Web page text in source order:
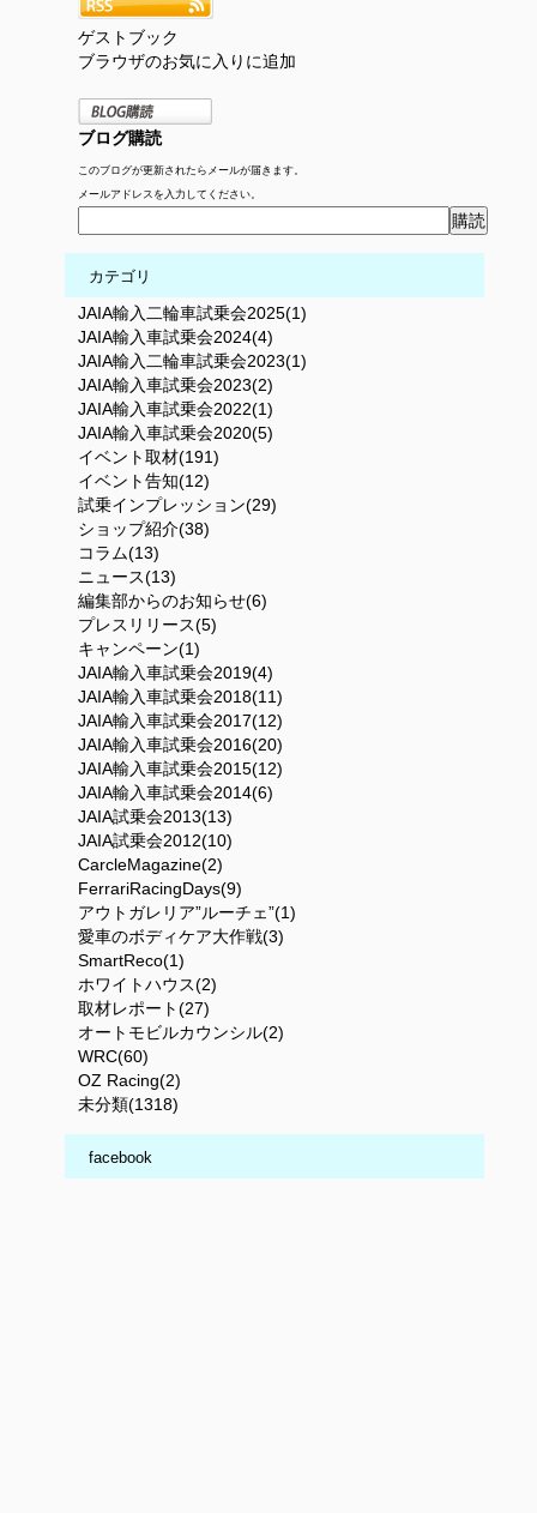
ゲストブック
ブラウザのお気に入りに追加
ブログ購読
このブログが更新されたらメールが届きます。
メールアドレスを入力してください。
カテゴリ
JAIA輸入二輪車試乗会2025(1)
JAIA輸入車試乗会2024(4)
JAIA輸入二輪車試乗会2023(1)
JAIA輸入車試乗会2023(2)
JAIA輸入車試乗会2022(1)
JAIA輸入車試乗会2020(5)
イベント取材(191)
イベント告知(12)
試乗インプレッション(29)
ショップ紹介(38)
コラム(13)
ニュース(13)
編集部からのお知らせ(6)
プレスリリース(5)
キャンペーン(1)
JAIA輸入車試乗会2019(4)
JAIA輸入車試乗会2018(11)
JAIA輸入車試乗会2017(12)
JAIA輸入車試乗会2016(20)
JAIA輸入車試乗会2015(12)
JAIA輸入車試乗会2014(6)
JAIA試乗会2013(13)
JAIA試乗会2012(10)
CarcleMagazine(2)
FerrariRacingDays(9)
アウトガレリア”ルーチェ”(1)
愛車のボディケア大作戦(3)
SmartReco(1)
ホワイトハウス(2)
取材レポート(27)
オートモビルカウンシル(2)
WRC(60)
OZ Racing(2)
未分類(1318)
facebook